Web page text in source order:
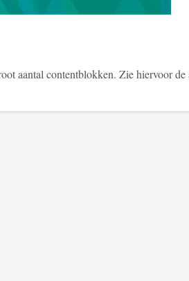
aantal contentblokken. Zie hiervoor de